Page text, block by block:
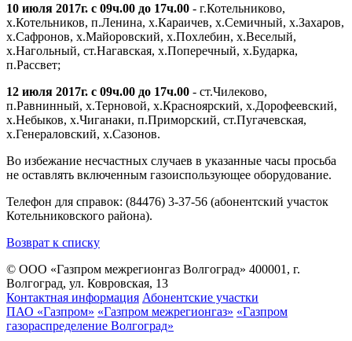
10 июля 2017г. с 09ч.00 до 17ч.00 - г.Котельниково,
х.Котельников, п.Ленина, х.Караичев, х.Семичный, х.Захаров,
х.Сафронов, х.Майоровский, х.Похлебин, х.Веселый,
х.Нагольный, ст.Нагавская, х.Поперечный, х.Бударка,
п.Рассвет;
12 июля 2017г. с 09ч.00 до 17ч.00 - ст.Чилеково,
п.Равнинный, х.Терновой, х.Красноярский, х.Дорофеевский,
х.Небыков, х.Чиганаки, п.Приморский, ст.Пугачевская,
х.Генераловский, х.Сазонов.
Во избежание несчастных случаев в указанные часы просьба
не оставлять включенным газоиспользующее оборудование.
Телефон для справок: (84476) 3-37-56 (абонентский участок
Котельниковского района).
Возврат к списку
© ООО «Газпром межрегионгаз Волгоград» 400001, г.
Волгоград, ул. Ковровская, 13
Контактная информация Абонентские участки
ПАО «Газпром» «Газпром межрегионгаз» «Газпром
газораспределение Волгоград»